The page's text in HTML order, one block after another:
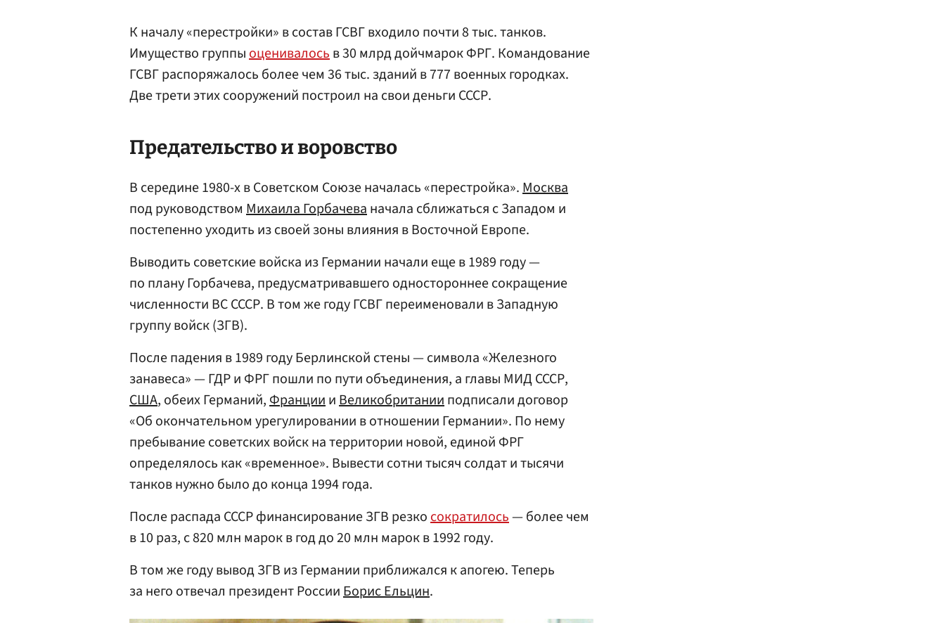
К началу «перестройки» в состав ГСВГ входило почти 8 тыс. танков.
Имущество группыоценивалосьв 30 млрд дойчмарок ФРГ. Командование
ГСВГ распоряжалось более чем 36 тыс. зданий в 777 военных городках.
Две трети этих сооружений построил на свои деньги СССР.
Предательство и воровство
В середине 1980-х в Советском Союзе началась «перестройка».Москва
под руководством Михаила Горбачеваначала сближаться с Западом и
постепенно уходить из своей зоны влияния в Восточной Европе.
Выводить советские войска из Германии начали еще в 1989 году —
по плану Горбачева, предусматривавшего одностороннее сокращение
численности ВС СССР. В том же году ГСВГ переименовали в Западную
группу войск (ЗГВ).
После падения в 1989 году Берлинской стены — символа «Железного
занавеса» — ГДР и ФРГ пошли по пути объединения, а главы МИД СССР,
США, обеих Германий,ФранциииВеликобританииподписали договор
«Об окончательном урегулировании в отношении Германии». По нему
пребывание советских войск на территории новой, единой ФРГ
определялось как «временное». Вывести сотни тысяч солдат и тысячи
танков нужно было до конца 1994 года.
После распада СССР финансирование ЗГВ резкосократилось— более чем
в 10 раз, c 820 млн марок в год до 20 млн марок в 1992 году.
В том же году вывод ЗГВ из Германии приближался к апогею. Теперь
за него отвечал президент РоссииБорис Ельцин.